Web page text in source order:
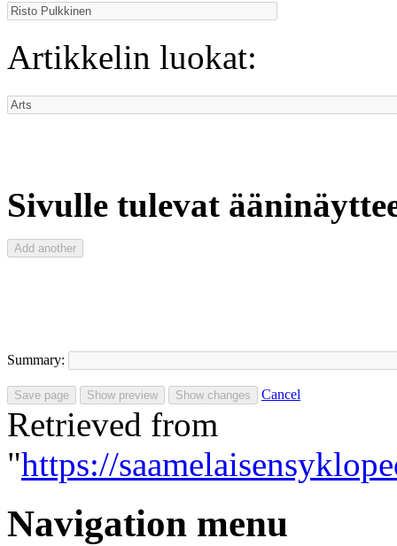
Artikkelin luokat:
Sivulle tulevat
Summary:
Cancel
Retrieved from
"https://
Navigation menu